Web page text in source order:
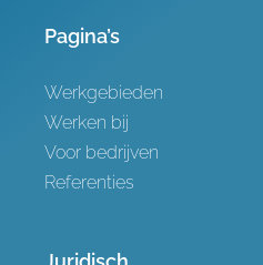
Pagina’s
Werkgebieden
Werken bij
Voor bedrijven
Referenties